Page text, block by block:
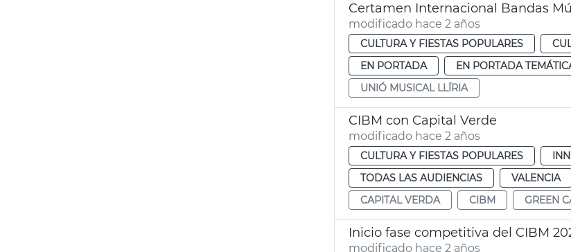
Certamen Internacional Bandas
modificado hace 2 años
CULTURA Y FIESTAS POPULARES
EN PORTADA
EN PORTADA
UNIÓ MUSICAL LLÍRIA
CIBM con Capital Verde
modificado hace 2 años
CULTURA Y FIESTAS POPULARES
TODAS LAS AUDIENCIAS
VALENCIA
CAPITAL VERDA
CIBM GREEN
Inicio fase competitiva del CIBM
modificado hace 2 años